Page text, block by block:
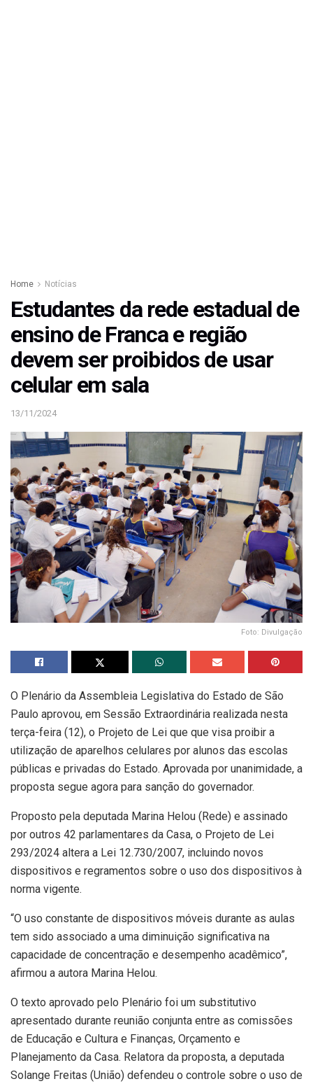
Home Notícias
Estudantes da rede estadual de
ensino de Franca e região
devem ser proibidos de usar
celular em sala
13/11/2024
Foto: Divulgação
O Plenário da Assembleia Legislativa do Estado de São
Paulo aprovou, em Sessão Extraordinária realizada nesta
terça-feira (12), o Projeto de Lei que que visa proibir a
utilização de aparelhos celulares por alunos das escolas
públicas e privadas do Estado. Aprovada por unanimidade, a
proposta segue agora para sanção do governador.
Proposto pela deputada Marina Helou (Rede) e assinado
por outros 42 parlamentares da Casa, o Projeto de Lei
293/2024 altera a Lei 12.730/2007, incluindo novos
dispositivos e regramentos sobre o uso dos dispositivos à
norma vigente.
“O uso constante de dispositivos móveis durante as aulas
tem sido associado a uma diminuição significativa na
capacidade de concentração e desempenho acadêmico”,
afirmou a autora Marina Helou.
O texto aprovado pelo Plenário foi um substitutivo
apresentado durante reunião conjunta entre as comissões
de Educação e Cultura e Finanças, Orçamento e
Planejamento da Casa. Relatora da proposta, a deputada
Solange Freitas (União) defendeu o controle sobre o uso de